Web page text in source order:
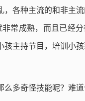
各种主流的和非主流
常成熟，而且已经分
孩主持节目，培训小
么多奇怪技能呢？难